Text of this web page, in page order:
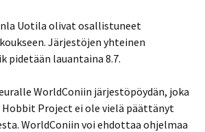
Uotila olivat osallistuneet
Järjestöjen yhteinen
pidetään lauantaina 8.7.
WorldConiin järjestöpöydän, joka
Project ei ole vielä päättänyt
WorldConiin voi ehdottaa ohjelmaa